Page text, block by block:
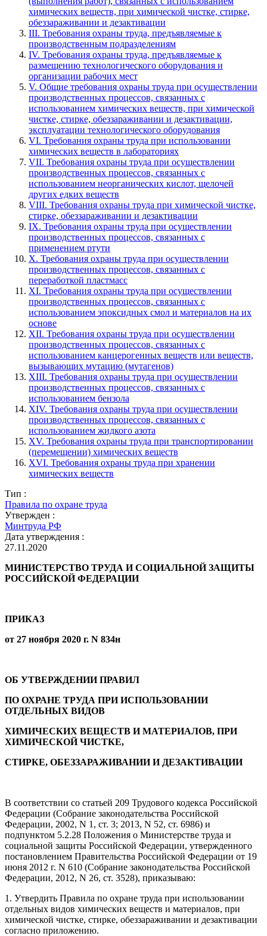
химических веществ, при химической чистке, стирке,
обеззараживании и дезактивации
III. Требования охраны труда, предъявляемые к
производственным подразделениям
IV. Требования охраны труда, предъявляемые к
размещению технологического оборудования и
организации рабочих мест
V. Общие требования охраны труда при осуществлении
производственных процессов, связанных с
использованием химических веществ, при химической
чистке, стирке, обеззараживании и дезактивации,
эксплуатации технологического оборудования
VI. Требования охраны труда при использовании
химических веществ в лабораториях
VII. Требования охраны труда при осуществлении
производственных процессов, связанных с
использованием неорганических кислот, щелочей
других едких веществ
VIII. Требования охраны труда при химической чистке,
стирке, обеззараживании и дезактивации
IX. Требования охраны труда при осуществлении
производственных процессов, связанных с
применением ртути
X. Требования охраны труда при осуществлении
производственных процессов, связанных с
переработкой пластмасс
XI. Требования охраны труда при осуществлении
производственных процессов, связанных с
использованием эпоксидных смол и материалов на их
основе
XII. Требования охраны труда при осуществлении
производственных процессов, связанных с
использованием канцерогенных веществ или веществ,
вызывающих мутацию (мутагенов)
XIII. Требования охраны труда при осуществлении
производственных процессов, связанных с
использованием бензола
XIV. Требования охраны труда при осуществлении
производственных процессов, связанных с
использованием жидкого азота
XV. Требования охраны труда при транспортировании
(перемещении) химических веществ
XVI. Требования охраны труда при хранении
химических веществ
Тип :
Правила по охране труда
Утвержден :
Минтруда РФ
Дата утверждения :
27.11.2020
МИНИСТЕРСТВО ТРУДА И СОЦИАЛЬНОЙ ЗАЩИТЫ
РОССИЙСКОЙ ФЕДЕРАЦИИ
ПРИКАЗ
от 27 ноября 2020 г. N 834н
ОБ УТВЕРЖДЕНИИ ПРАВИЛ
ПО ОХРАНЕ ТРУДА ПРИ ИСПОЛЬЗОВАНИИ
ОТДЕЛЬНЫХ ВИДОВ
ХИМИЧЕСКИХ ВЕЩЕСТВ И МАТЕРИАЛОВ, ПРИ
ХИМИЧЕСКОЙ ЧИСТКЕ,
СТИРКЕ, ОБЕЗЗАРАЖИВАНИИ И ДЕЗАКТИВАЦИИ
В соответствии со статьей 209 Трудового кодекса Российской
Федерации (Собрание законодательства Российской
Федерации, 2002, N 1, ст. 3; 2013, N 52, ст. 6986) и
подпунктом 5.2.28 Положения о Министерстве труда и
социальной защиты Российской Федерации, утвержденного
постановлением Правительства Российской Федерации от 19
июня 2012 г. N 610 (Собрание законодательства Российской
Федерации, 2012, N 26, ст. 3528), приказываю:
1. Утвердить Правила по охране труда при использовании
отдельных видов химических веществ и материалов, при
химической чистке, стирке, обеззараживании и дезактивации
согласно приложению.